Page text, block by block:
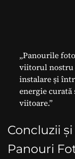
„Panourile
viitorul nostru
instalare și
energie curată
viitoare.”
Concluzii
Panouri